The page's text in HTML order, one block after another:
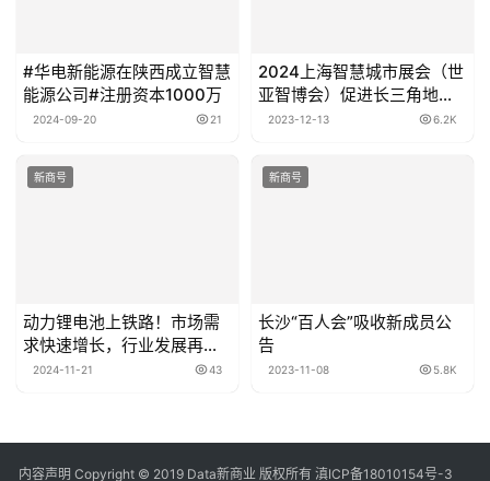
#华电新能源在陕西成立智慧
能源公司#注册资本1000万
2024-09-20 21
2024上海智慧城市展会（世
亚智博会）促进长三角地区
智慧城市发展
2023-12-13 6.2K
新商号
动力锂电池上铁路！市场需
求快速增长，行业发展再迎
突破
2024-11-21 43
新商号
长沙“百人会”吸收新成员公
告
2023-11-08 5.8K
内容声明 Copyright © 2019 Data新商业 版权所有 滇ICP备18010154号-3